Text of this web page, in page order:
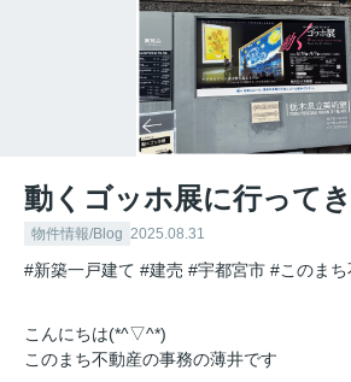
動くゴッホ展に行って
物件情報/Blog 2025.08.31
#新築一戸建て #建売 #宇都宮市 #このま
こんにちは(*^▽^*)
このまち不動産の事務の薄井です